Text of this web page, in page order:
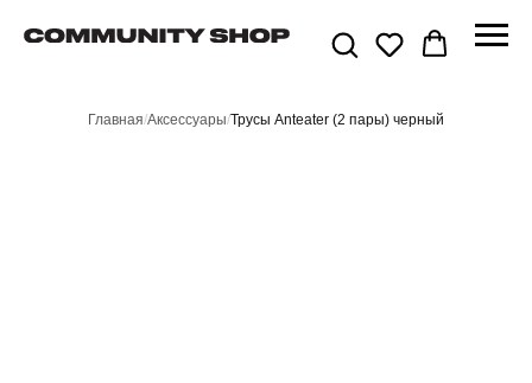
Главная/Аксессуары/Трусы Anteater (2 пары) черный